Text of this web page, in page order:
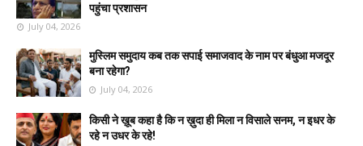
पहुंचा प्रशासन
July 04, 2026
मुस्लिम समुदाय कब तक सपाई समाजवाद के नाम पर बंधुआ मजदूर
बना रहेगा?
July 04, 2026
किसी ने ख़ूब कहा है कि न ख़ुदा ही मिला न विसाले सनम, न इधर के
रहे न उधर के रहे!